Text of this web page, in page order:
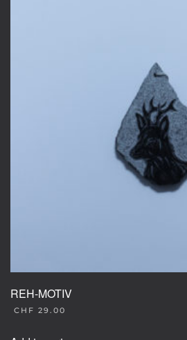
REH-MOTIV
CHF 29.00